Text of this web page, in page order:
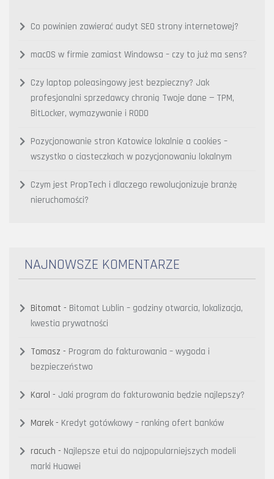
Co powinien zawierać audyt SEO strony internetowej?
macOS w firmie zamiast Windowsa – czy to już ma sens?
Czy laptop poleasingowy jest bezpieczny? Jak
profesjonalni sprzedawcy chronią Twoje dane — TPM,
BitLocker, wymazywanie i RODO
Pozycjonowanie stron Katowice lokalnie a cookies –
wszystko o ciasteczkach w pozycjonowaniu lokalnym
Czym jest PropTech i dlaczego rewolucjonizuje branżę
nieruchomości?
NAJNOWSZE KOMENTARZE
Bitomat - Bitomat Lublin – godziny otwarcia, lokalizacja,
kwestia prywatności
Tomasz - Program do fakturowania – wygoda i
bezpieczeństwo
Karol - Jaki program do fakturowania będzie najlepszy?
Marek - Kredyt gotówkowy – ranking ofert banków
racuch - Najlepsze etui do najpopularniejszych modeli
marki Huawei